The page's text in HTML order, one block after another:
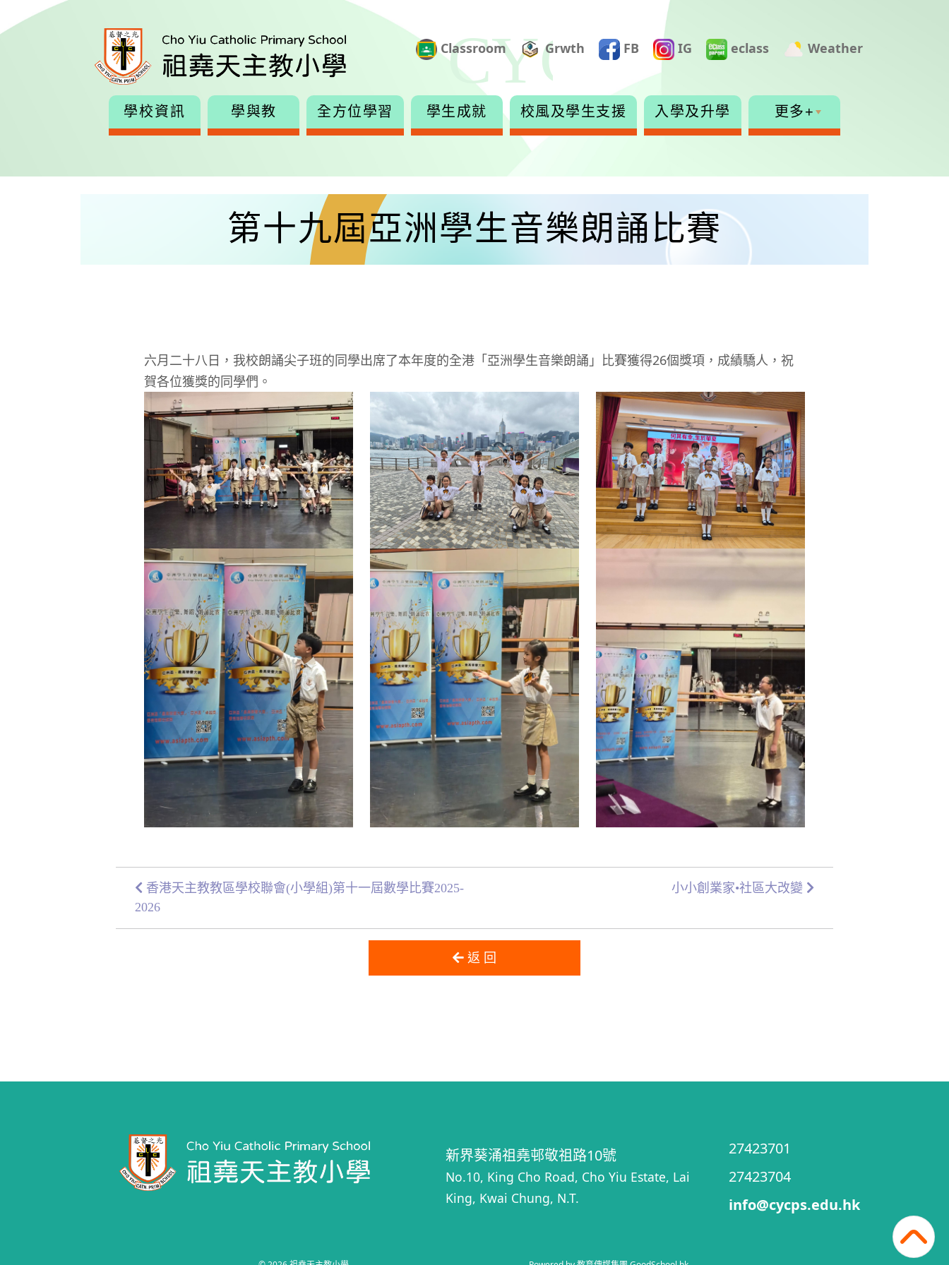
Classroom Grwth FB IG eclass Weather
學校資訊 學與教 全方位學習 學生成就 校風及學生支援 入學及升學 更多+
第十九屆亞洲學生音樂朗誦比賽
六月二十八日，我校朗誦尖子班的同學出席了本年度的全港「亞洲學生音樂朗誦」比賽獲得26個獎項，成績驕人，祝
賀各位獲獎的同學們。
香港天主教教區學校聯會(小學組)第十一屆數學比賽2025-
2026
小小創業家•社區大改變
返 回
新界葵涌祖堯邨敬祖路10號
No.10, King Cho Road, Cho Yiu Estate, Lai
King, Kwai Chung, N.T.
27423701
27423704
info@cycps.edu.hk